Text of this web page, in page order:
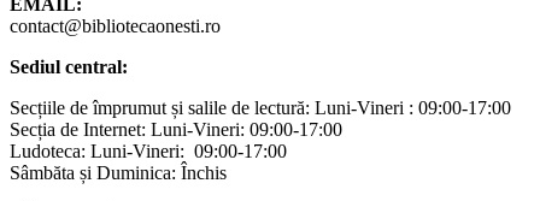
contact@bibliotecaonesti.ro
Sediul central:
Secțiile de împrumut și salile de lectură: Luni-Vineri : 09:00-17:00
Secția de Internet: Luni-Vineri: 09:00-17:00
Ludoteca: Luni-Vineri: 09:00-17:00
Sâmbăta și Duminica: Închis